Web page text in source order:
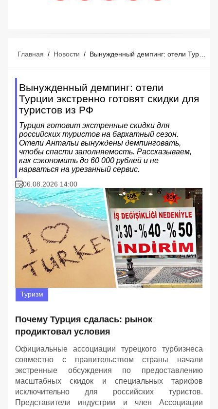
Главная / Новости /
Вынужденный демпинг: отели
Турции экстренно готовят скидки для
туристов из РФ
Турция готовит экстренные скидки для
российских туристов на бархатный сезон.
Отели Антальи вынуждены демпинговать,
чтобы спасти заполняемость. Рассказываем,
как сэкономить до 60 000 рублей и не
нарваться на урезанный сервис.
06.08.2026 14:00
Туризм
Почему Турция сдалась: рынок
продиктовал условия
Официальные ассоциации турецкого турбизнеса
совместно с правительством страны начали
экстренные обсуждения по предоставлению
масштабных скидок и специальных тарифов
исключительно для российских туристов.
Представители индустрии и член Ассоциации